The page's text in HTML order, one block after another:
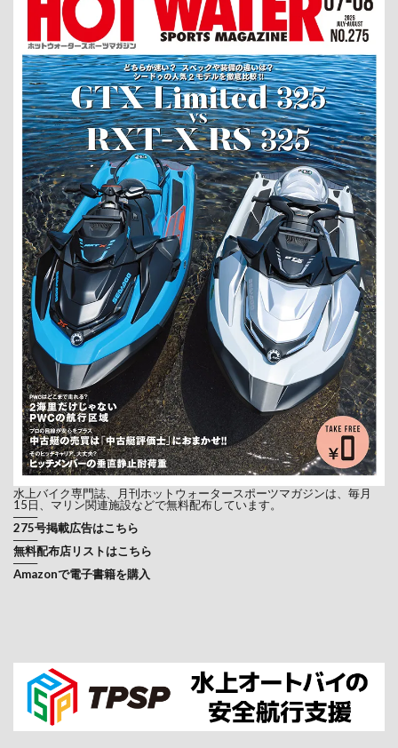
水上バイク専門誌、月刊ホットウォータースポーツマガジンは、毎月
15日、マリン関連施設などで無料配布しています。
───
275号掲載広告はこちら
───
無料配布店リストはこちら
───
Amazonで電子書籍を購入